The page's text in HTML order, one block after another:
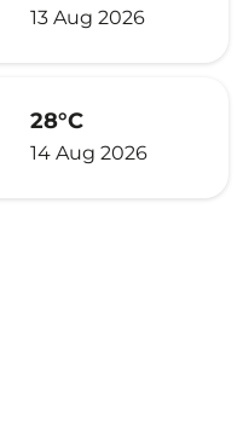
13 Aug 2026
28°C
14 Aug 2026